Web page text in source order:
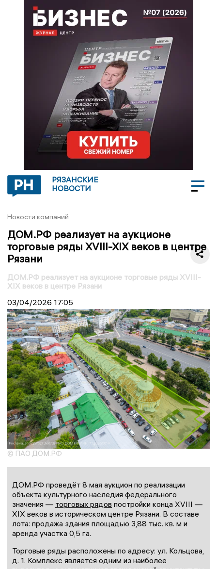
РЯЗАНСКИЕ
НОВОСТИ
Новости компаний
ДОМ.РФ реализует на аукционе
торговые ряды XVIII-XIX веков в центре
Рязани
ДОМ.РФ реализует на аукционе торговые ряды XVIII-
XIX веков в центре Рязани
03/04/2026 17:05
© ПАО ДОМ.РФ
ДОМ.РФ проведёт 8 мая аукцион по реализации
объекта культурного наследия федерального
значения — торговых рядов постройки конца XVIII —
XIX веков в историческом центре Рязани. В составе
лота: продажа здания площадью 3,88 тыс. кв. м и
аренда участка 0,5 га.
Торговые ряды расположены по адресу: ул. Кольцова,
д. 1. Комплекс является одним из наиболее